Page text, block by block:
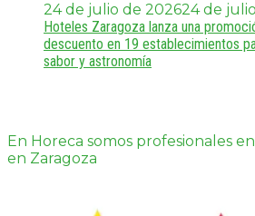
24 de julio de 202624 de
Hoteles Zaragoza lanza una
descuento en 19 establecimientos
sabor y astronomía
En Horeca somos profesionales
en Zaragoza